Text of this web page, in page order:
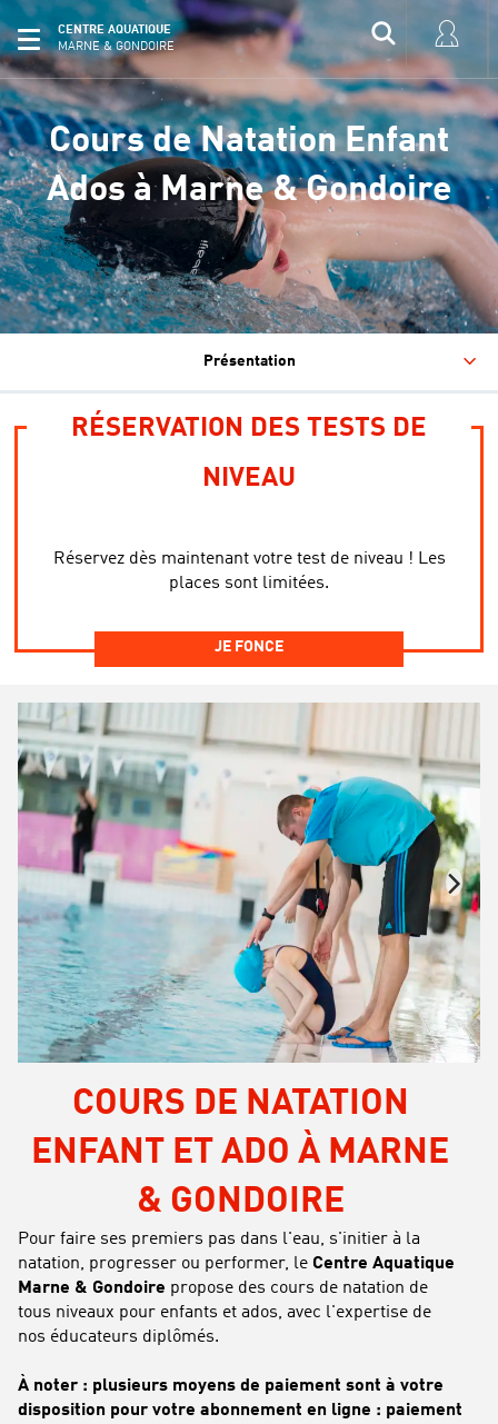
CENTRE AQUATIQUE
MARNE & GONDOIRE
Cours de Natation Enfant
Ados à Marne & Gondoire
Présentation
RÉSERVATION DES TESTS DE
NIVEAU
Réservez dès maintenant votre test de niveau ! Les
places sont limitées.
JE FONCE
COURS DE NATATION
ENFANT ET ADO À MARNE
& GONDOIRE
Pour faire ses premiers pas dans l'eau, s'initier à la
natation, progresser ou performer, le Centre Aquatique
Marne & Gondoire propose des cours de natation de
tous niveaux pour enfants et ados, avec l'expertise de
nos éducateurs diplômés.
À noter : plusieurs moyens de paiement sont à votre
disposition pour votre abonnement en ligne : paiement